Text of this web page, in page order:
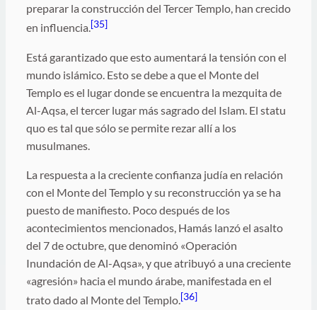
preparar la construcción del Tercer Templo, han crecido
en influencia.[35]
Está garantizado que esto aumentará la tensión con el
mundo islámico. Esto se debe a que el Monte del
Templo es el lugar donde se encuentra la mezquita de
Al-Aqsa, el tercer lugar más sagrado del Islam. El statu
quo es tal que sólo se permite rezar allí a los
musulmanes.
La respuesta a la creciente confianza judía en relación
con el Monte del Templo y su reconstrucción ya se ha
puesto de manifiesto. Poco después de los
acontecimientos mencionados, Hamás lanzó el asalto
del 7 de octubre, que denominó «Operación
Inundación de Al-Aqsa», y que atribuyó a una creciente
«agresión» hacia el mundo árabe, manifestada en el
trato dado al Monte del Templo.[36]